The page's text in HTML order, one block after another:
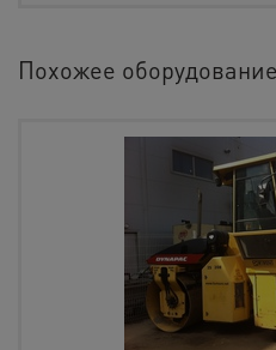
Похожее оборудование